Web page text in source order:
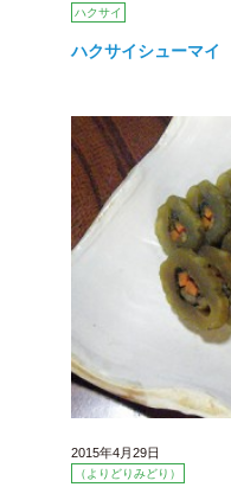
ハクサイ
ハクサイシューマイ
2015年4月29日
（よりどりみどり）